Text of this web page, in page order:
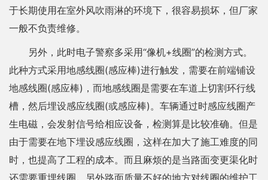
于长期使用在室外风吹雨淋的环境下，很容易损坏，但厂家
一般不负责维修。
另外，此时电子警察多采用“像机+线圈”的检测方式。
此种方式采用地感线圈(感应棒)进行触发，需要在前端铺设
地感线圈(感应棒)，而地感线圈是需要在车道上切割环行线
槽，然后埋设感应线圈(或感应棒)。车辆通过时感应线圈产
生电磁，会发射信号给相应设备，检测算是比较准确。但是
由于需要在地下埋设感应线圈，这样在加大了施工难度的同
时，也提高了工程的成本。而且麻烦的是当路面变更渠化时
还需要重埋线圈。另外路面质量不好的地方对线圈的维护工